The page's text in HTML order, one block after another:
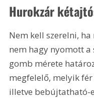
Hurokzár
Nem kell szerelni,
nem hagy nyomott a
gomb mérete
megfelelő, melyik
illetve bebújtatható-